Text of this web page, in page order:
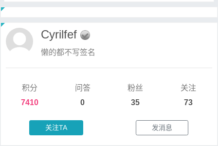
Cyrilfef
懒的都不写签名
积分
7410
问答
0
粉丝
35
关注
73
关注TA 发消息